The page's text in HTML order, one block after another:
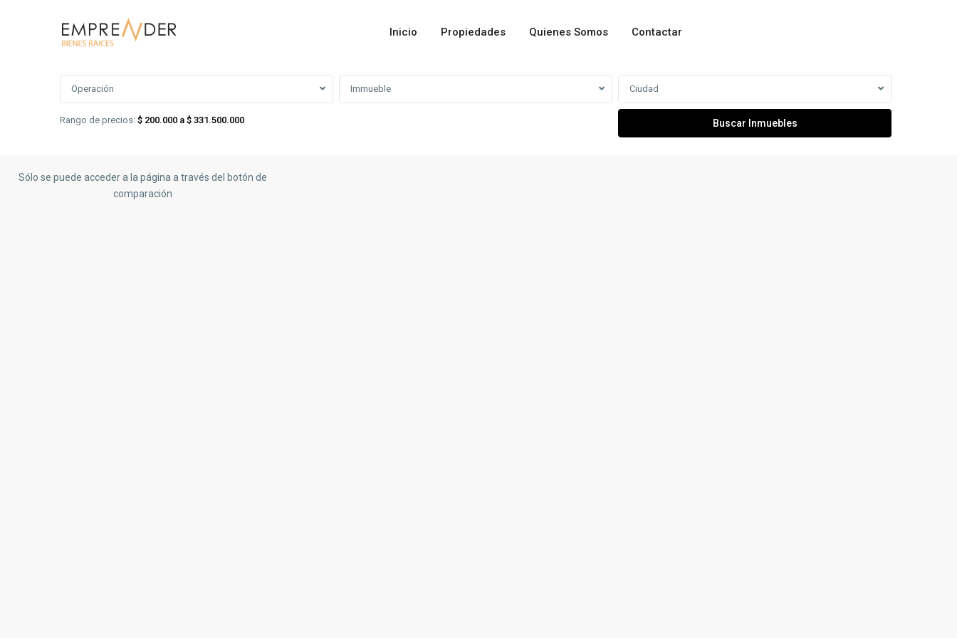
Inicio Propiedades Quienes Somos
Contactar
Búsqueda Avanzada
Operación Immueble Ciudad
Rango de precios: $ 200.000 a $ 331.500.000
Sólo se puede acceder a la página a través del botón de
comparación